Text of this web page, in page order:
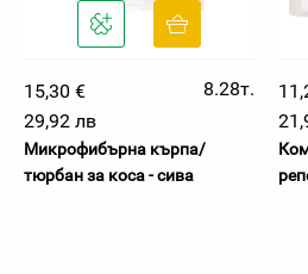
15,30 €
8.28т.
29,92 лв
Микрофибърна кърпа/
тюрбан за коса - сива